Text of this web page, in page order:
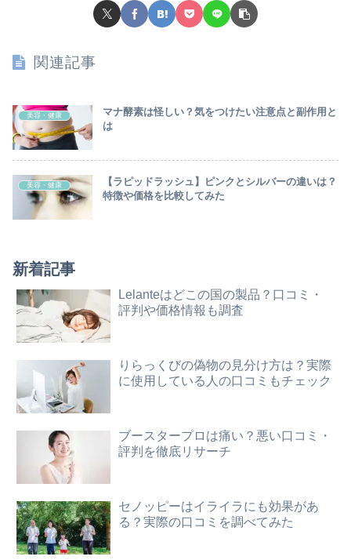
関連記事
美容・健康
マナ酵素は怪しい？気をつけたい注意点と副作用と
は
美容・健康
【ラピッドラッシュ】ピンクとシルバーの違いは？
特徴や価格を比較してみた
新着記事
Lelanteはどこの国の製品？口コミ・
評判や価格情報も調査
りらっくびの偽物の見分け方は？実際
に使用している人の口コミもチェック
ブースタープロは痛い？悪い口コミ・
評判を徹底リサーチ
セノッピーはイライラにも効果があ
る？実際の口コミを調べてみた